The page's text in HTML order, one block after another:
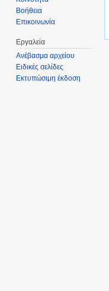
Βοήθεια
Επικοινωνία
Εργαλεία
Ανέβασμα αρχείου
Ειδικές σελίδες
Εκτυπώσιμη έκδοση